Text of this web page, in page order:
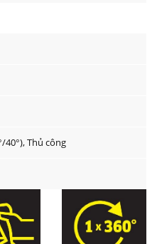
40°), Thủ công